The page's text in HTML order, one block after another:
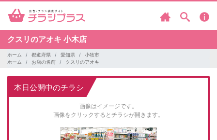
クスリのアオキ 小木店
ホーム 都道府県 愛知県
小牧市
ホーム
お店の名前 クスリのアオキ
本日公開中のチラシ
画像はイメージです。
画像をクリックするとチラシが開きます。